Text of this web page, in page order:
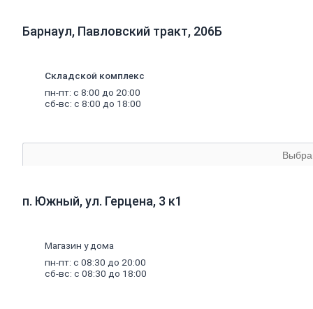
Швеллер
Комплектующие
опалубки
Винтовые
комплектующие
стальная
Труба
Труба
круглая
Барнаул, Павловский тракт, 206Б
Складской комплекс
пн-пт: с 8:00 до 20:00
сб-вс: с 8:00 до 18:00
п. Южный, ул. Герцена, 3 к1
Магазин у дома
пн-пт: с 08:30 до 20:00
сб-вс: с 08:30 до 18:00